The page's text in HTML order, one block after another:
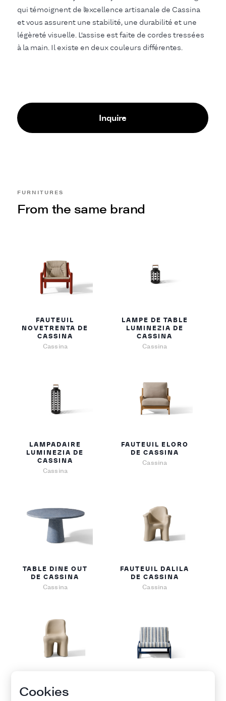
qui témoignent de l’excellence artisanale de Cassina
et vous assurent une stabilité, une durabilité et une
légèreté visuelle. L’assise est faite de cordes tressées
à la main. Il existe en deux couleurs différentes.
Inquire
From the same brand
FURNITURES
FAUTEUIL
NOVETRENTA DE
CASSINA
Cassina
LAMPE DE TABLE
LUMINEZIA DE
CASSINA
Cassina
LAMPADAIRE
LUMINEZIA DE
CASSINA
Cassina
FAUTEUIL ELORO
DE CASSINA
Cassina
TABLE DINE OUT
DE CASSINA
Cassina
FAUTEUIL DALILA
DE CASSINA
Cassina
CHAISE DALILA DE
CASSINA
Cookies